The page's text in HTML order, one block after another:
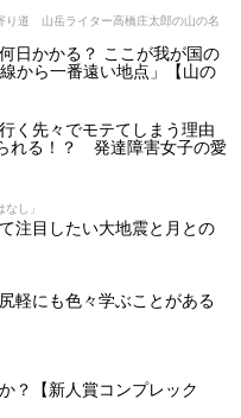
り道 山岳ライター高橋庄太郎の山の名
日かかる？ ここが我が国の
から一番遠い地点」【山の
く先々でモテてしまう理由
れる！？ 発達障害女子の愛
し」
注目したい大地震と月との
軽にも色々学ぶことがある
？【新人賞コンプレック